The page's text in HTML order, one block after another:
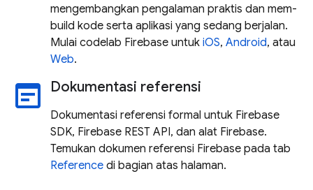
mengembangkan pengalaman praktis dan mem-
build kode serta aplikasi yang sedang berjalan.
Mulai codelab Firebase untuk iOS, Android, atau
Web.
wysiwyg Dokumentasi referensi
Dokumentasi referensi formal untuk Firebase
SDK, Firebase REST API, dan alat Firebase.
Temukan dokumen referensi Firebase pada tab
Reference di bagian atas halaman.